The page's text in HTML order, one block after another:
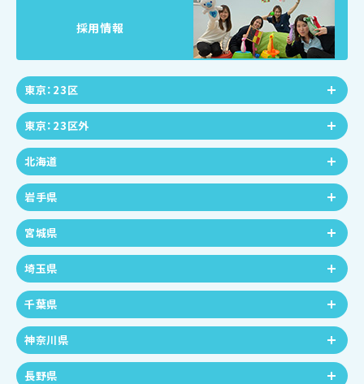
採用情報
東京：23区
東京：23区外
北海道
岩手県
宮城県
埼玉県
千葉県
神奈川県
長野県